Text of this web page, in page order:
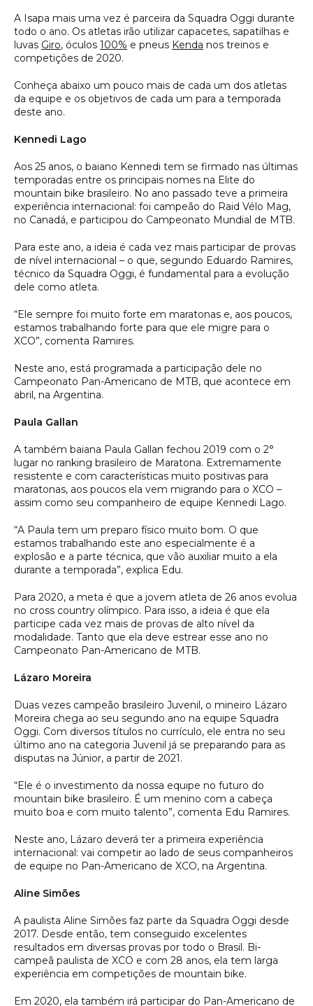
A Isapa mais uma vez é parceira da Squadra Oggi durante
todo o ano. Os atletas irão utilizar capacetes, sapatilhas e
luvas Giro, óculos 100% e pneus Kenda nos treinos e
competições de 2020.
Conheça abaixo um pouco mais de cada um dos atletas
da equipe e os objetivos de cada um para a temporada
deste ano.
Kennedi Lago
Aos 25 anos, o baiano Kennedi tem se firmado nas últimas
temporadas entre os principais nomes na Elite do
mountain bike brasileiro. No ano passado teve a primeira
experiência internacional: foi campeão do Raid Vélo Mag,
no Canadá, e participou do Campeonato Mundial de MTB.
Para este ano, a ideia é cada vez mais participar de provas
de nível internacional – o que, segundo Eduardo Ramires,
técnico da Squadra Oggi, é fundamental para a evolução
dele como atleta.
“Ele sempre foi muito forte em maratonas e, aos poucos,
estamos trabalhando forte para que ele migre para o
XCO”, comenta Ramires.
Neste ano, está programada a participação dele no
Campeonato Pan-Americano de MTB, que acontece em
abril, na Argentina.
Paula Gallan
A também baiana Paula Gallan fechou 2019 com o 2°
lugar no ranking brasileiro de Maratona. Extremamente
resistente e com características muito positivas para
maratonas, aos poucos ela vem migrando para o XCO –
assim como seu companheiro de equipe Kennedi Lago.
“A Paula tem um preparo físico muito bom. O que
estamos trabalhando este ano especialmente é a
explosão e a parte técnica, que vão auxiliar muito a ela
durante a temporada”, explica Edu.
Para 2020, a meta é que a jovem atleta de 26 anos evolua
no cross country olímpico. Para isso, a ideia é que ela
participe cada vez mais de provas de alto nível da
modalidade. Tanto que ela deve estrear esse ano no
Campeonato Pan-Americano de MTB.
Lázaro Moreira
Duas vezes campeão brasileiro Juvenil, o mineiro Lázaro
Moreira chega ao seu segundo ano na equipe Squadra
Oggi. Com diversos títulos no currículo, ele entra no seu
último ano na categoria Juvenil já se preparando para as
disputas na Júnior, a partir de 2021.
“Ele é o investimento da nossa equipe no futuro do
mountain bike brasileiro. É um menino com a cabeça
muito boa e com muito talento”, comenta Edu Ramires.
Neste ano, Lázaro deverá ter a primeira experiência
internacional: vai competir ao lado de seus companheiros
de equipe no Pan-Americano de XCO, na Argentina.
Aline Simões
A paulista Aline Simões faz parte da Squadra Oggi desde
2017. Desde então, tem conseguido excelentes
resultados em diversas provas por todo o Brasil. Bi-
campeã paulista de XCO e com 28 anos, ela tem larga
experiência em competições de mountain bike.
Em 2020, ela também irá participar do Pan-Americano de